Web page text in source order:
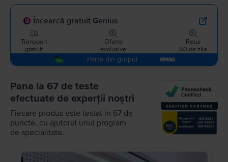
Încearcă gratuit Genius
Transport
gratuit
Oferte
exclusive
Retur
60 de zile
Parte din grupul
Pana la 67 de teste
efectuate de experții noștri
Fiecare produs este testat în 67 de
puncte, cu ajutorul unui program
de specialitate.